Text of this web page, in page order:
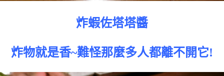
炸蝦佐塔塔醬
炸物就是香~難怪那麼多人都離不開它!